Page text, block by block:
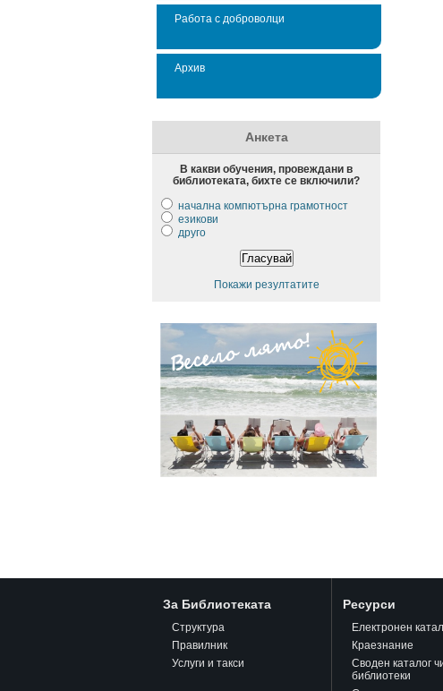
Работа с доброволци
Архив
Анкета
В какви обучения, провеждани в
библиотеката, бихте се включили?
начална компютърна грамотност
езикови
друго
Покажи резултатите
За Библиотеката
Структура
Правилник
Услуги и такси
Ресурси
Електронен
Краезнание
Своден каталог
библиотеки